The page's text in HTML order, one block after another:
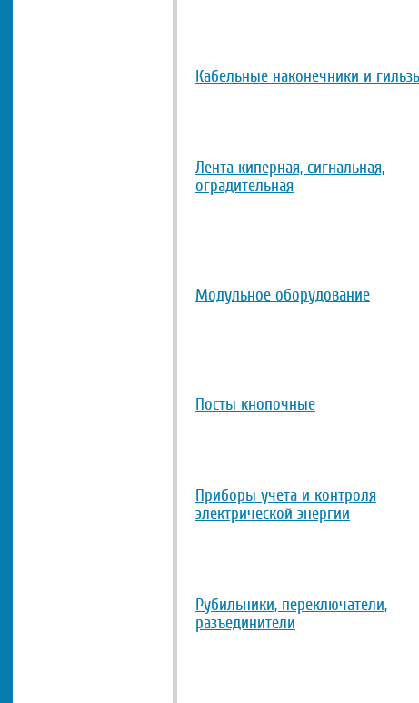
Кабельные наконечники и
Лента киперная, сигнальная,
оградительная
Модульное оборудование
Посты кнопочные
Приборы учета и контроля
электрической энергии
Рубильники, переключатели,
разъединители